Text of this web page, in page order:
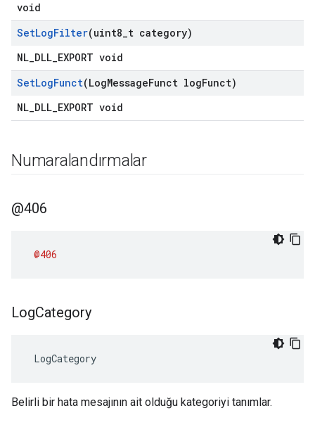
void
SetLogFilter(uint8 t category)
NL_DLL_EXPORT void
SetLogFunct(LogMessageFunct logFunct)
NL_DLL_EXPORT void
Numaralandırmalar
@406
@406
LogCategory
LogCategory
Belirli bir hata mesajının ait olduğu kategoriyi tanımlar.